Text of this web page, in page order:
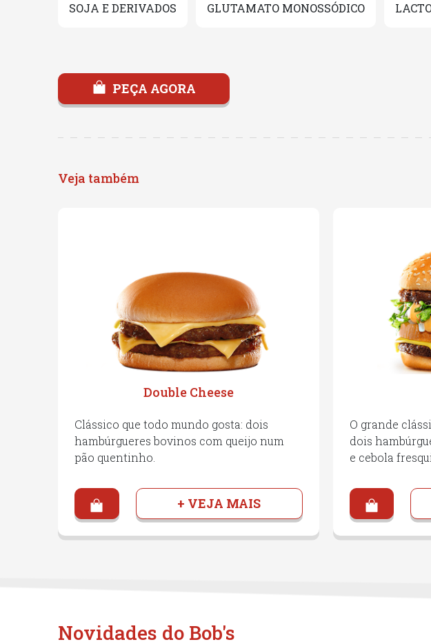
SOJA E DERIVADOS GLUTAMATO MONOSSÓDICO
PEÇA AGORA
Veja também
Double Cheese
Clássico que todo mundo gosta: dois
hambúrgueres bovinos com queijo num
pão quentinho.
+ VEJA MAIS
O grande
dois
e cebola
Novidades do Bob's